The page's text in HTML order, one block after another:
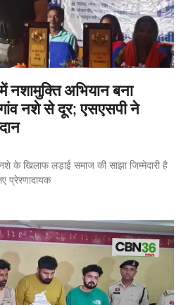
अभियान बना
नशे से दूर; एसएसपी ने
के खिलाफ लड़ाई समाज की साझा जिम्मेदारी है
प्रेरणादायक